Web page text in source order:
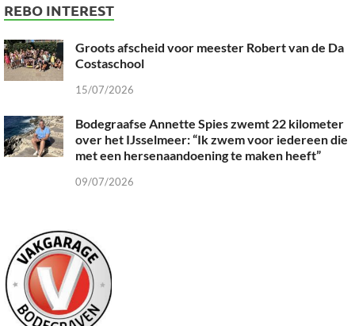
REBO INTEREST
Groots afscheid voor meester Robert van de Da
Costaschool
15/07/2026
Bodegraafse Annette Spies zwemt 22 kilometer
over het IJsselmeer: “Ik zwem voor iedereen die
met een hersenaandoening te maken heeft”
09/07/2026